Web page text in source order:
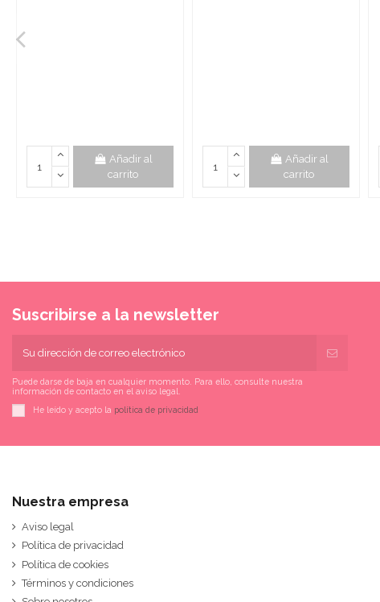
Añadir al
carrito
Añadir al
carrito
Suscribirse a la newsletter
Puede darse de baja en cualquier momento. Para ello, consulte nuestra
información de contacto en el aviso legal.
He leído y acepto la política de privacidad
Nuestra empresa
Aviso legal
Política de privacidad
Política de cookies
Términos y condiciones